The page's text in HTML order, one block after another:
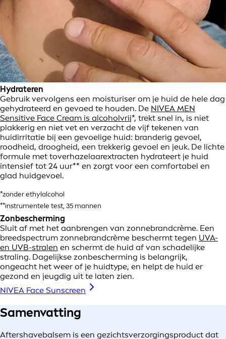
Hydrateren
Gebruik vervolgens een moisturiser om je huid de hele dag
gehydrateerd en gevoed te houden. De NIVEA MEN
Sensitive Face Cream is alcoholvrij*, trekt snel in, is niet
plakkerig en niet vet en verzacht de vijf tekenen van
huidirritatie bij een gevoelige huid: branderig gevoel,
roodheid, droogheid, een trekkerig gevoel en jeuk. De lichte
formule met toverhazelaarextracten hydrateert je huid
intensief tot 24 uur** en zorgt voor een comfortabel en
glad huidgevoel.
*zonder ethylalcohol
**instrumentele test, 35 mannen
Zonbescherming
Sluit af met het aanbrengen van zonnebrandcrème. Een
breedspectrum zonnebrandcrème beschermt tegen UVA-
en UVB-stralen en schermt de huid af van schadelijke
straling. Dagelijkse zonbescherming is belangrijk,
ongeacht het weer of je huidtype, en helpt de huid er
gezond en jeugdig uit te laten zien.
NIVEA Face Sunscreen
Samenvatting
Aftershavebalsem is een gezichtsverzorgingsproduct dat